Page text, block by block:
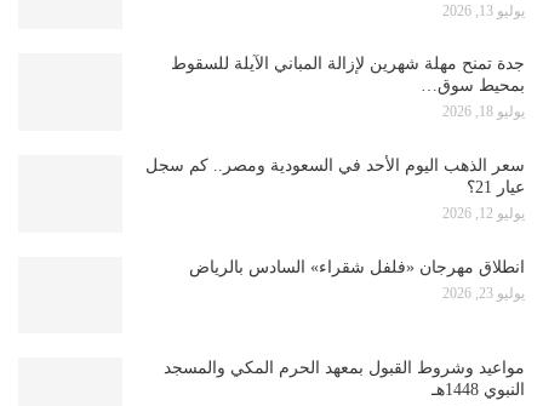
يوليو 13, 2026
جدة تمنح مهلة شهرين لإزالة المباني الآيلة للسقوط
بمحيط سوق…
يوليو 18, 2026
سعر الذهب اليوم الأحد في السعودية ومصر.. كم سجل
عيار 21؟
يوليو 12, 2026
انطلاق مهرجان «فلفل شقراء» السادس بالرياض
يوليو 23, 2026
مواعيد وشروط القبول بمعهد الحرم المكي والمسجد
النبوي 1448هـ